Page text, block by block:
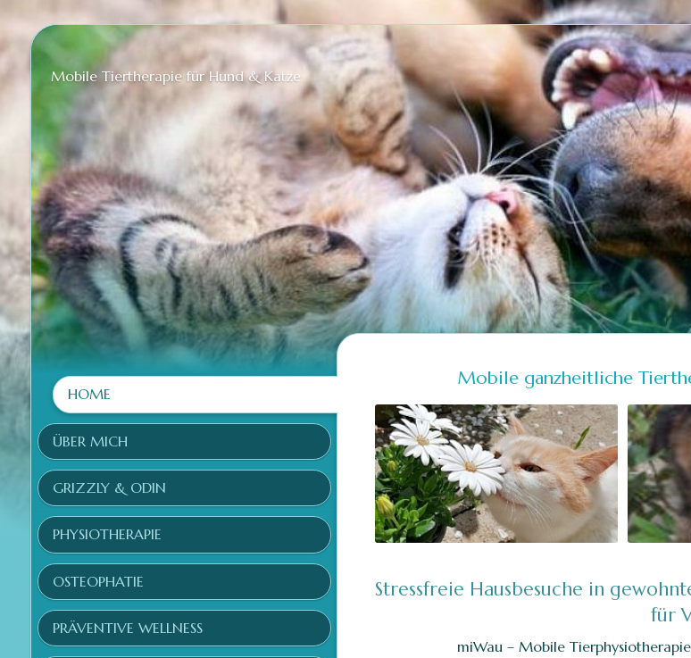
Mobile Tiertherapie für Hund & Katze
HOME
ÜBER MICH
GRIZZLY & ODIN
PHYSIOTHERAPIE
OSTEOPHATIE
PRÄVENTIVE WELLNESS
Mobile ganzheitliche
Stressfreie Hausbesuche in
für
miWau – Mobile